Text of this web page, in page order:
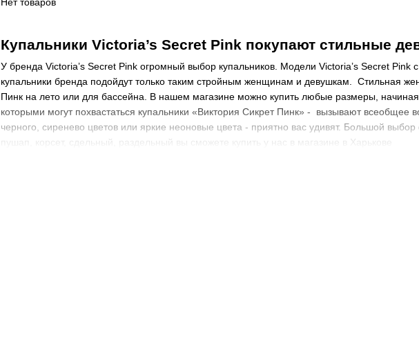
Купальники Victoria’s Secret Pink покупают стильные
У бренда Victoria’s Secret Pink огромный выбор купальников. Модели Victoria’s Secret
купальники бренда подойдут только таким стройным женщинам и девушкам. Стильная
Пинк на лето или для бассейна. В нашем магазине можно купить любые размеры,
которыми могут похвастаться купальники «Виктория Сикрет Пинк» - вызывают всеобщее
черного, сиренево цветов или яркие неоновые цвета - приятно вас удивят. Большой
пушап, корсет, сдельный, раздельный вы сможете купить у нас в магазине в Харькове